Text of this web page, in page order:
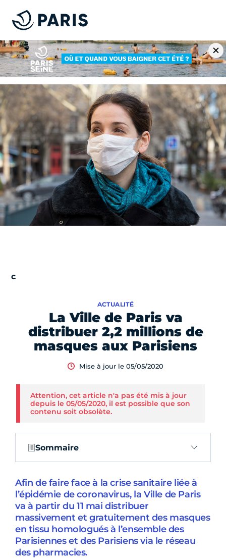
La Ville de Paris va
distribuer 2,2 millions de
masques aux Parisiens
ACTUALITÉ
Mise à jour le 05/05/2020
Attention, cet article n'a pas été mis à jour
depuis le 05/05/2020, il est possible que son
contenu soit obsolète.
Sommaire
Afin de faire face à la crise sanitaire liée à
l’épidémie de coronavirus, la Ville de Paris
va à partir du 11 mai distribuer
massivement et gratuitement des masques
en tissu homologués à l’ensemble des
Parisiennes et des Parisiens via le réseau
des pharmacies.